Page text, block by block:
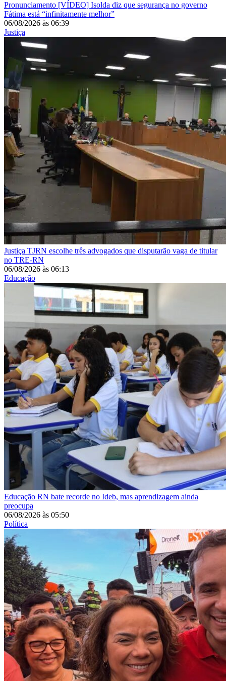
Pronunciamento [VÍDEO] Isolda diz que segurança no governo
Fátima está “infinitamente melhor”
06/08/2026 às 06:39
Justiça
Justiça TJRN escolhe três advogados que disputarão vaga de titular
no TRE-RN
06/08/2026 às 06:13
Educação
Educação RN bate recorde no Ideb, mas aprendizagem ainda
preocupa
06/08/2026 às 05:50
Política